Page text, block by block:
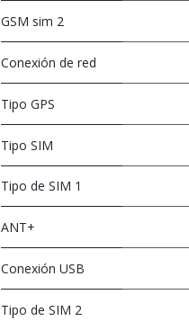
GSM sim 2
Conexión de red
Tipo GPS
Tipo SIM
Tipo de SIM 1
ANT+
Conexión USB
Tipo de SIM 2